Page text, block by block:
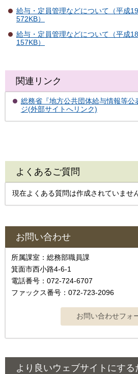
給与・定員管理などについて（平成
572KB）
給与・定員管理などについて（平成
157KB）
関連リンク
総務省『地方公共団体給与情報等公
ジ(外部サイトへリンク)
よくあるご質問
現在よくある質問は作成されていません
お問い合わせ
所属課室：総務部職員課
箕面市西小路4‐6‐1
電話番号：072-724-6707
ファックス番号：072-723-2096
より良いウェブサイトにす